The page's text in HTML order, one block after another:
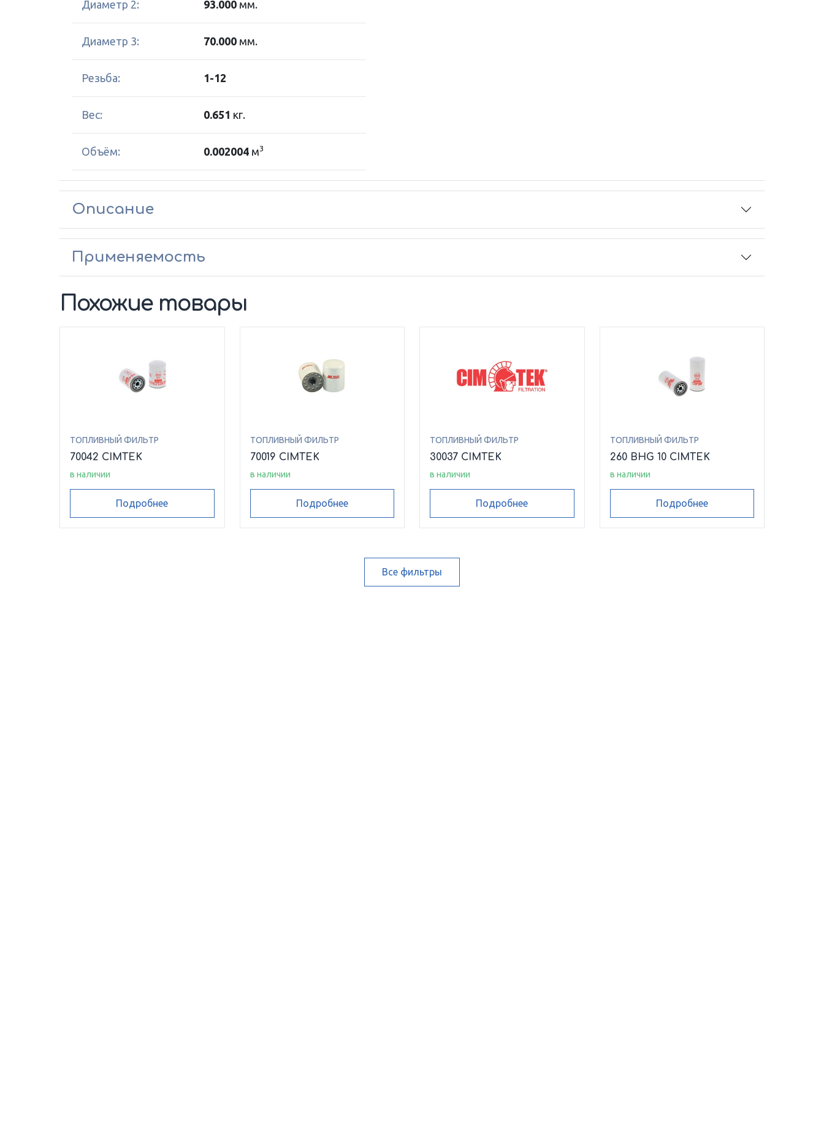
Диаметр 2: 93.000 мм.
Диаметр 3: 70.000 мм.
Резьба: 1-12
Вес: 0.651 кг.
Объём: 0.002004 м3
Описание
Применяемость
Похожие товары
ТОПЛИВНЫЙ ФИЛЬТР
70042 CIMTEK
в наличии
Подробнее
ТОПЛИВНЫЙ ФИЛЬТР
70019 CIMTEK
в наличии
Подробнее
ТОПЛИВНЫЙ ФИЛЬТР
30037 CIMTEK
в наличии
Подробнее
ТОПЛИВНЫЙ ФИЛЬТР
260 BHG 10 CIMTEK
в наличии
Подробнее
Все фильтры